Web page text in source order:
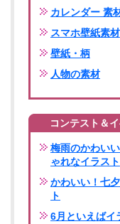
カレンダー 素
スマホ壁紙素材
壁紙・柄
人物の素材
コンテスト＆
梅雨のかわい
ゃれなイラスト
かわいい！七
ト
6月といえばイ